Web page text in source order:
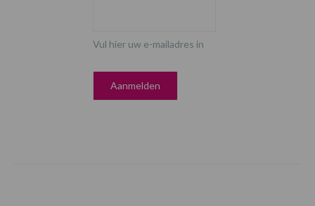
Vul hier uw e-mailadres in